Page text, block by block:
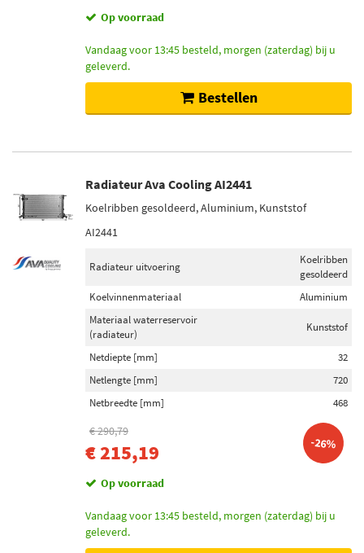
Op voorraad
Vandaag voor 13:45 besteld, morgen (zaterdag) bij u
geleverd.
Bestellen
Radiateur Ava Cooling AI2441
Koelribben gesoldeerd, Aluminium, Kunststof
AI2441
Radiateur uitvoering
Koelribben
gesoldeerd
Koelvinnenmateriaal
Aluminium
Materiaal waterreservoir
(radiateur)
Kunststof
Netdiepte [mm]
32
Netlengte [mm]
720
Netbreedte [mm]
468
€ 290,79
€ 215,19 -26%
Op voorraad
Vandaag voor 13:45 besteld, morgen (zaterdag) bij u
geleverd.